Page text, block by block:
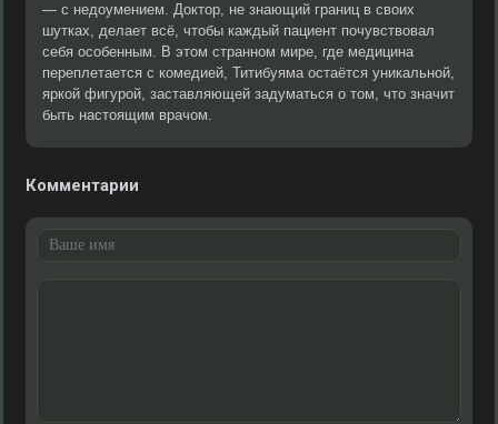
— с недоумением. Доктор, не знающий границ в своих
шутках, делает всё, чтобы каждый пациент почувствовал
себя особенным. В этом странном мире, где медицина
переплетается с комедией, Титибуяма остаётся уникальной,
яркой фигурой, заставляющей задуматься о том, что значит
быть настоящим врачом.
Комментарии